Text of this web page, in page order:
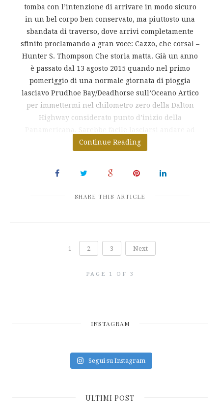
tomba con l’intenzione di arrivare in modo sicuro
in un bel corpo ben conservato, ma piuttosto una
sbandata di traverso, dove arrivi completamente
sfinito proclamando a gran voce: Cazzo, che corsa! –
Hunter S. Thompson Che storia matta. Già un anno
è passato dal 13 agosto 2015 quando nel primo
pomeriggio di una normale giornata di pioggia
lasciavo Prudhoe Bay/Deadhorse sull’Oceano Artico
per immettermi nel chilometro zero della Dalton
Highway considerato punto d’inizio della
un
Continue Reading
SHARE THIS ARTICLE
1 2 3 Next
PAGE 1 OF 3
INSTAGRAM
Segui su Instagram
ULTIMI POST